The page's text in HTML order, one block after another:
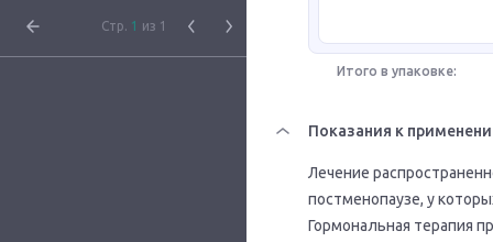
Стр. 1 из 1
Итого в упаковке:
Показания к
Лечение
постменопаузе, у
Гормональная терапия